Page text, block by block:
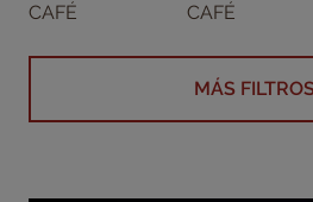
CAFÉ
CAFÉ
MÁS